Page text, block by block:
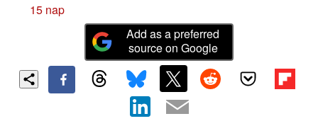
15 nap
Add as a preferred
source on Google